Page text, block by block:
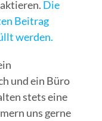
Die
Beitrag
werden.
und ein Büro
stets eine
uns gerne